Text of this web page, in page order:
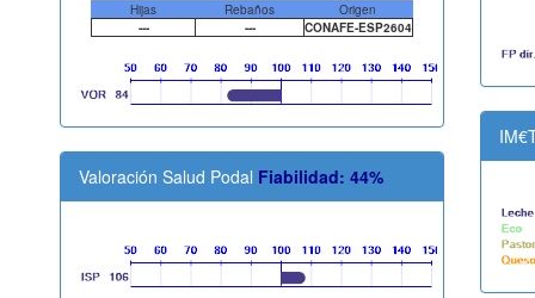
Hijas Rebaños
Origen
---
--- CONAFE-ESP2604
Valoración Salud Podal Fiabilidad: 44%